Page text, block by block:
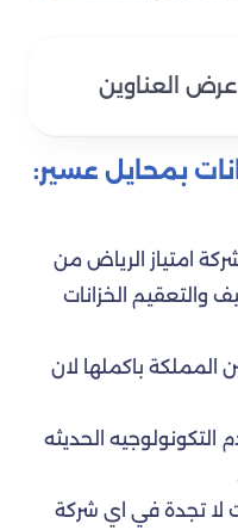
عرض العناوين
بمحايل عسير:
امتياز الرياض من
والتعقيم الخزانات
المملكة باكملها لان
التكونولوجيه الحديثه
لا تجدة في اي شركة